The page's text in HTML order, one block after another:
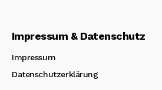
Impressum & Datenschutz
Impressum
Datenschutzerklärung